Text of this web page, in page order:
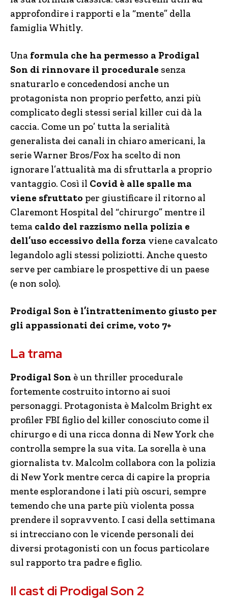
approfondire i rapporti e la “mente” della
famiglia Whitly.
Una formula che ha permesso a Prodigal
Son di rinnovare il procedurale senza
snaturarlo e concedendosi anche un
protagonista non proprio perfetto, anzi più
complicato degli stessi serial killer cui dà la
caccia. Come un po’ tutta la serialità
generalista dei canali in chiaro americani, la
serie Warner Bros/Fox ha scelto di non
ignorare l’attualità ma di sfruttarla a proprio
vantaggio. Così il Covid è alle spalle ma
viene sfruttato per giustificare il ritorno al
Claremont Hospital del “chirurgo” mentre il
tema caldo del razzismo nella polizia e
dell’uso eccessivo della forza viene cavalcato
legandolo agli stessi poliziotti. Anche questo
serve per cambiare le prospettive di un paese
(e non solo).
Prodigal Son è l’intrattenimento giusto per
gli appassionati dei crime, voto 7+
La trama
Prodigal Son è un thriller procedurale
fortemente costruito intorno ai suoi
personaggi. Protagonista è Malcolm Bright ex
profiler FBI figlio del killer conosciuto come il
chirurgo e di una ricca donna di New York che
controlla sempre la sua vita. La sorella è una
giornalista tv. Malcolm collabora con la polizia
di New York mentre cerca di capire la propria
mente esplorandone i lati più oscuri, sempre
temendo che una parte più violenta possa
prendere il sopravvento. I casi della settimana
si intrecciano con le vicende personali dei
diversi protagonisti con un focus particolare
sul rapporto tra padre e figlio.
Il cast di Prodigal Son 2